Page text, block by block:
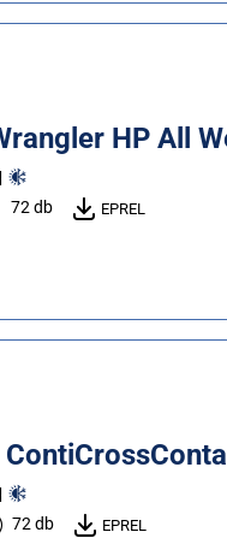
HP All
72 db EPREL
72 db EPREL